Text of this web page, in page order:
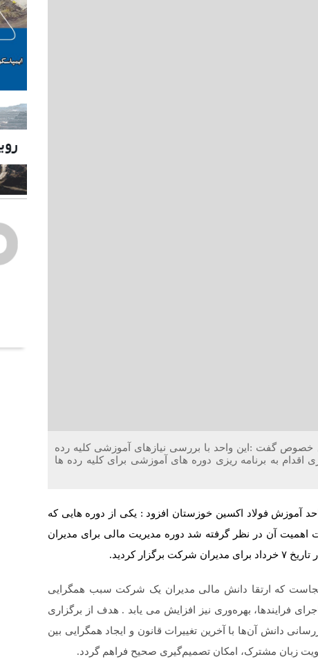
گفت :این واحد با بررسی نیازهای آموزشی کلیه رده
به برنامه ریزی دوره های آموزشی برای کلیه رده ها
آموزش فولاد اکسین خوزستان افزود : یکی از دوره هایی که
آن در نظر گرفته شد دوره مدیریت مالی برای مدیران
کردید.
که ارتقا دانش مالی مدیران یک شرکت سبب همگرایی
فرایندها، بهره‌وری نیز افزایش می یابد . هدف از برگزاری
دانش آن‌ها با آخرین تغییرات قانون و ایجاد همگرایی بین
زبان مشترک، امکان تصمیم‌گیری صحیح فراهم گردد.